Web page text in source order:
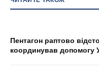
Пентагон раптово
координував допомогу